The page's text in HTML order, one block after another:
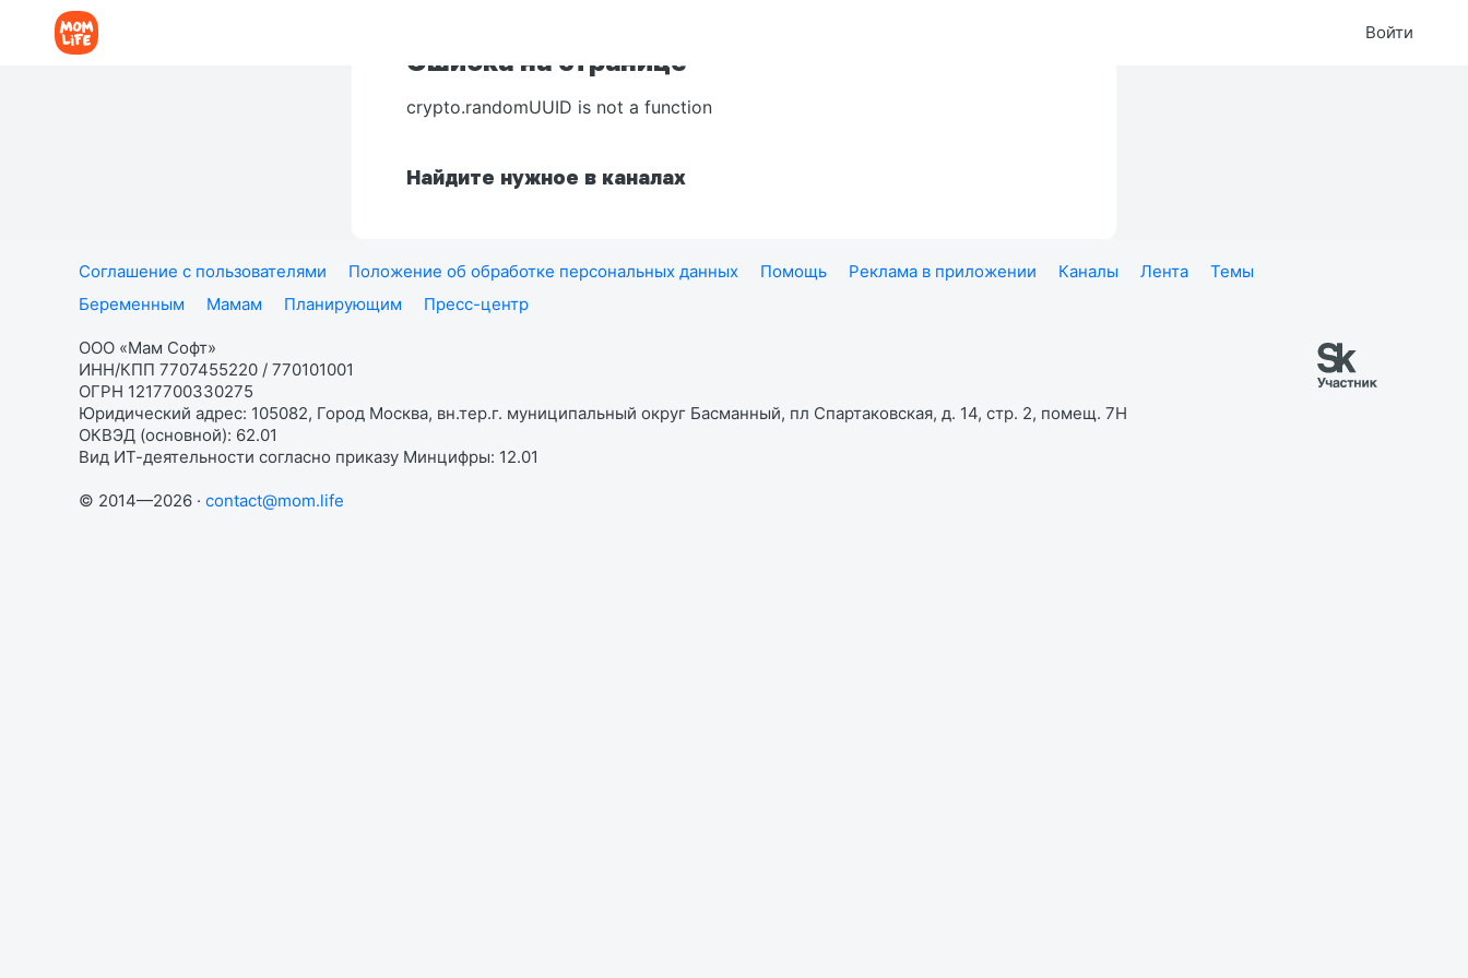
Войти
Ошибка на странице
crypto.randomUUID is not a function
Найдите нужное в каналах
Соглашение с пользователями Положение об обработке персональных данных Помощь Реклама в приложении Каналы Лента
Темы
Беременным
Мамам Планирующим Пресс-центр
ООО «Мам Софт»
ИНН/КПП 7707455220 / 770101001
ОГРН 1217700330275
Юридический адрес: 105082, Город Москва, вн.тер.г. муниципальный округ Басманный, пл Спартаковская, д. 14, стр. 2, помещ. 7Н
ОКВЭД (основной): 62.01
Вид ИТ-деятельности согласно приказу Минцифры: 12.01
© 2014—2026 · contact@mom.life